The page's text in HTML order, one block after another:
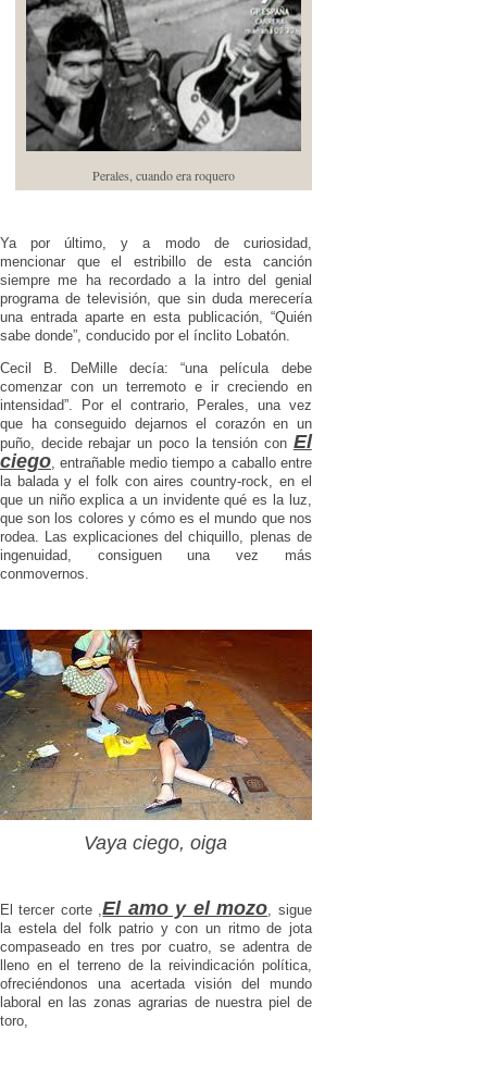
Perales, cuando era roquero
Ya por último, y a modo de curiosidad,
mencionar que el estribillo de esta canción
siempre me ha recordado a la intro del genial
programa de televisión, que sin duda merecería
una entrada aparte en esta publicación, “Quién
sabe donde”, conducido por el ínclito Lobatón.
Cecil B. DeMille decía: “una película debe
comenzar con un terremoto e ir creciendo en
intensidad”. Por el contrario, Perales, una vez
que ha conseguido dejarnos el corazón en un
puño, decide rebajar un poco la tensión con El
ciego, entrañable medio tiempo a caballo entre
la balada y el folk con aires country-rock, en el
que un niño explica a un invidente qué es la luz,
que son los colores y cómo es el mundo que nos
rodea. Las explicaciones del chiquillo, plenas de
ingenuidad, consiguen una vez más
conmovernos.
Vaya ciego, oiga
El tercer corte ,El amo y el mozo, sigue
la estela del folk patrio y con un ritmo de jota
compaseado en tres por cuatro, se adentra de
lleno en el terreno de la reivindicación política,
ofreciéndonos una acertada visión del mundo
laboral en las zonas agrarias de nuestra piel de
toro,